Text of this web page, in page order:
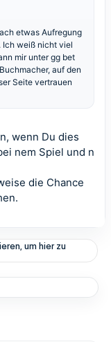
etwas Aufregung
Ich weiß nicht viel
mir untergg bet
auf den
Seite vertrauen
wenn Du dies
nem Spiel und n
die Chance
um hier zu